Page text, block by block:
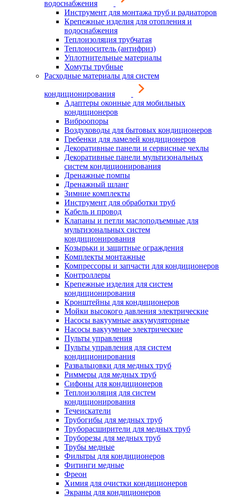
водоснабжения
Инструмент для монтажа труб и радиаторов
Крепежные изделия для отопления и
водоснабжения
Теплоизоляция трубчатая
Теплоноситель (антифриз)
Уплотнительные материалы
Хомуты трубные
Расходные материалы для систем
кондиционирования
Адаптеры оконные для мобильных
кондиционеров
Виброопоры
Воздуховоды для бытовых кондиционеров
Гребенки для ламелей кондиционеров
Декоративные панели и сервисные чехлы
Декоративные панели мультизональных
систем кондиционирования
Дренажные помпы
Дренажный шланг
Зимние комплекты
Инструмент для обработки труб
Кабель и провод
Клапаны и петли маслоподъемные для
мультизональных систем
кондиционирования
Козырьки и защитные ограждения
Комплекты монтажные
Компрессоры и запчасти для кондиционеров
Контроллеры
Крепежные изделия для систем
кондиционирования
Кронштейны для кондиционеров
Мойки высокого давления электрические
Насосы вакуумные аккумуляторные
Насосы вакуумные электрические
Пульты управления
Пульты управления для систем
кондиционирования
Развальцовки для медных труб
Риммеры для медных труб
Сифоны для кондиционеров
Теплоизоляция для систем
кондиционирования
Течеискатели
Трубогибы для медных труб
Труборасширители для медных труб
Труборезы для медных труб
Трубы медные
Фильтры для кондиционеров
Фитинги медные
Фреон
Химия для очистки кондиционеров
Экраны для кондиционеров